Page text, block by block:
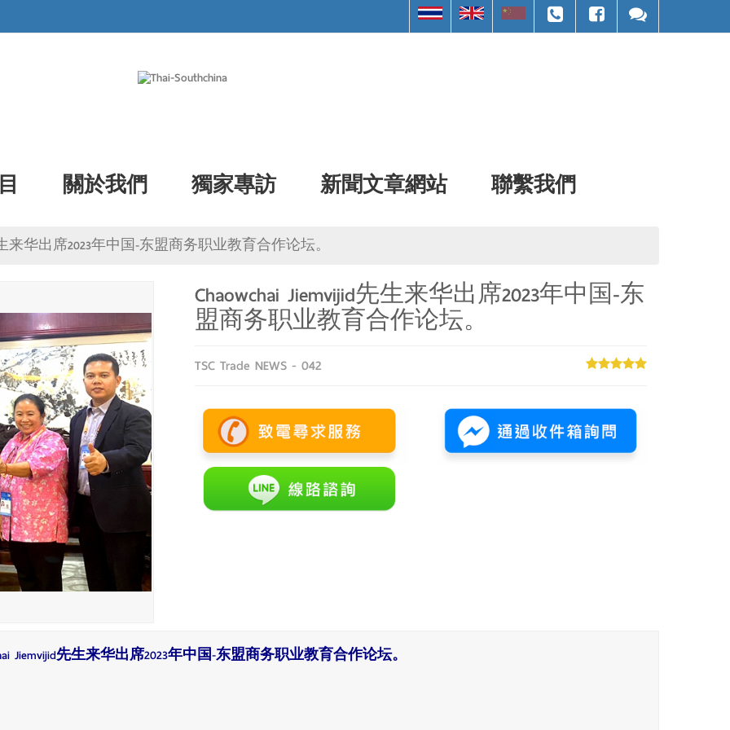
關於我們 獨家專訪 新聞文章網站 聯繫我們
生来华出席2023年中国-东盟商务职业教育合作论坛。
Chaowchai Jiemvijid先生来华出席2023年中国-东
盟商务职业教育合作论坛。
TSC Trade NEWS - 042
Jiemvijid先生来华出席2023年中国-东盟商务职业教育合作论坛。